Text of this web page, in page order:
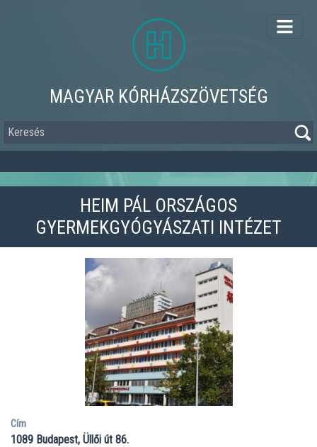
MAGYAR KÓRHÁZSZÖVETSÉG
Keresés
HEIM PÁL ORSZÁGOS
GYERMEKGYÓGYÁSZATI INTÉZET
Cím
1089 Budapest Üllői út 86.